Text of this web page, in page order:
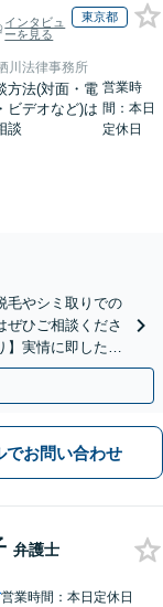
インタビュ
ーを見る
東京都
川法律事務所
方法(対面・電
ビデオなど)は
談
営業時
間：本日
定休日
毛やシミ取りでの
ぜひご相談くださ
】実情に即したア
ます。
でお問い合わせ
弁護士
営業時間：本日定休日